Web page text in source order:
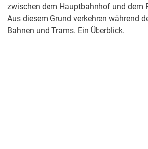
zwischen dem Hauptbahnhof und dem
Aus diesem Grund verkehren während
Bahnen und Trams. Ein Überblick.